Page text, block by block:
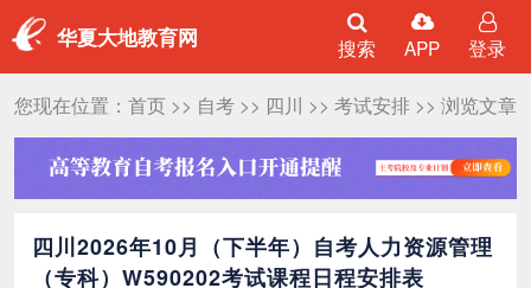
华夏大地教育网 搜索 APP 登录
您现在位置： 首页>> 自考>> 四川 >> 考试安排>> 浏览文章
四川2026年10月（下半年）自考人力资源管理
（专科）W590202考试课程日程安排表